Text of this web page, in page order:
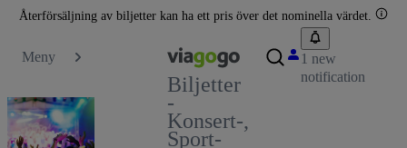
Återförsäljning av biljetter kan ha ett pris över det nominella värdet.
Meny
Biljetter
-
Konsert-,
Sport-
1 new
notification